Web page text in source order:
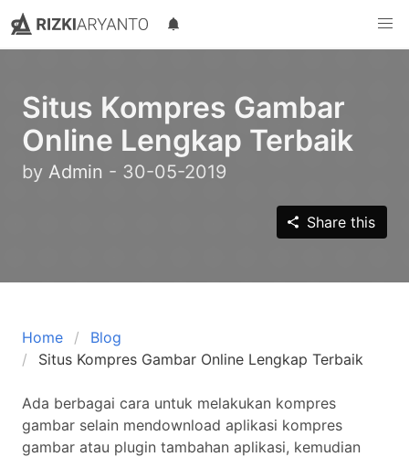
Situs Kompres Gambar
Online Lengkap Terbaik
by Admin - 30-05-2019
Share this
Home
Blog
Situs Kompres Gambar Online Lengkap Terbaik
Situs Kompres Gambar Online
Ada berbagai cara untuk melakukan kompres
gambar selain mendownload aplikasi kompres
gambar atau plugin tambahan aplikasi, kemudian